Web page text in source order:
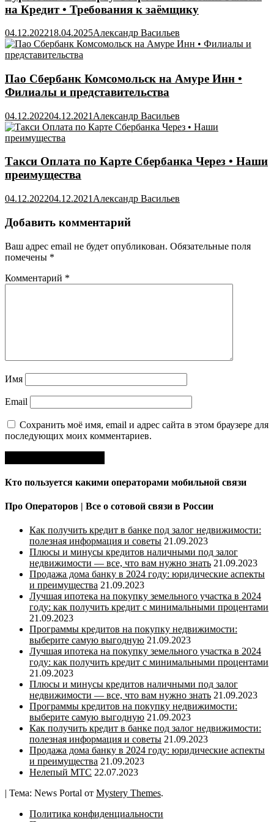
на Кредит • Требования к заёмщику
04.12.202218.04.2025Александр Васильев
Пао Сбербанк Комсомольск на Амуре Инн •
Филиалы и представительства
04.12.202204.12.2021 Александр Васильев
Такси Оплата по Карте Сбербанка Через • Наши
преимущества
04.12.202204.12.2021 Александр Васильев
Добавить комментарий
Ваш адрес email не будет опубликован. Обязательные поля
помечены *
Комментарий *
Имя
Email
Сохранить моё имя, email и адрес сайта в этом браузере для
последующих моих комментариев.
Кто пользуется какими операторами мобильной связи
Про Операторов | Все о сотовой связи в России
Как получить кредит в банке под залог недвижимости:
полезная информация и советы 21.09.2023
Плюсы и минусы кредитов наличными под залог
недвижимости — все, что вам нужно знать 21.09.2023
Продажа дома банку в 2024 году: юридические аспекты
и преимущества 21.09.2023
Лучшая ипотека на покупку земельного участка в 2024
году: как получить кредит с минимальными процентами
21.09.2023
Программы кредитов на покупку недвижимости:
выберите самую выгодную 21.09.2023
Лучшая ипотека на покупку земельного участка в 2024
году: как получить кредит с минимальными процентами
21.09.2023
Плюсы и минусы кредитов наличными под залог
недвижимости — все, что вам нужно знать 21.09.2023
Программы кредитов на покупку недвижимости:
выберите самую выгодную 21.09.2023
Как получить кредит в банке под залог недвижимости:
полезная информация и советы 21.09.2023
Продажа дома банку в 2024 году: юридические аспекты
и преимущества 21.09.2023
Нелепый МТС 22.07.2023
| Тема: News Portal от Mystery Themes.
Политика конфиденциальности